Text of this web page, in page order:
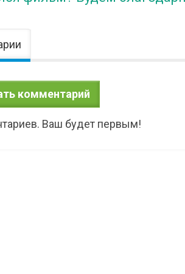
комментарий
Ваш будет первым!